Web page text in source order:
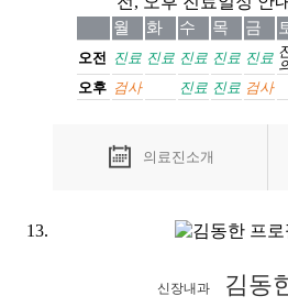
의료진소개
월 화 수 목 금
오전 진료 진료 진료 진료 진료
오후 검사 진료 진료 검사
신장내과 김동